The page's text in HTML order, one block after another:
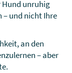
Hund unruhig
– und nicht Ihre
an den
– aber